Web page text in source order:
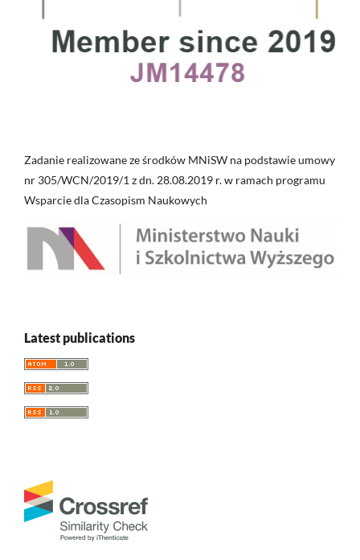
Zadanie realizowane ze środków MNiSW na podstawie umowy
nr 305/WCN/2019/1 z dn. 28.08.2019 r. w ramach programu
Wsparcie dla Czasopism Naukowych
Latest publications